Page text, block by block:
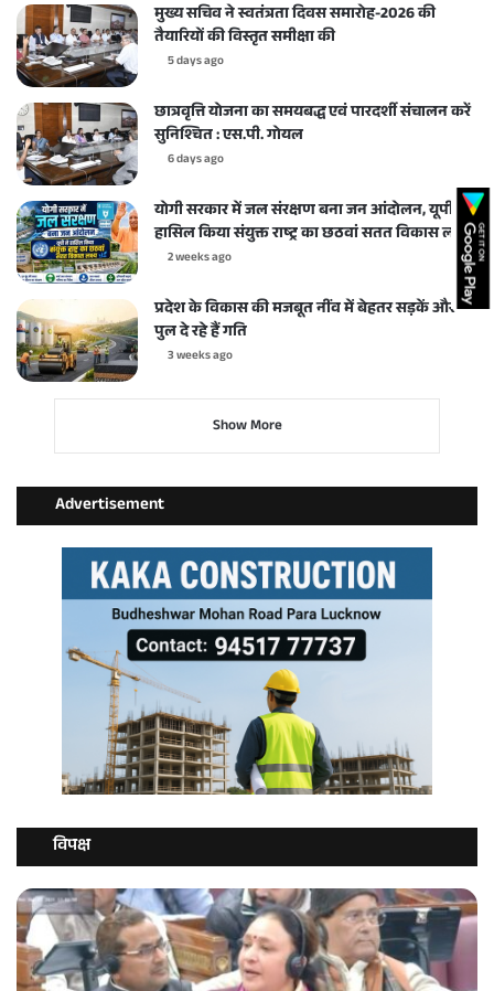
मुख्य सचिव ने स्वतंत्रता दिवस समारोह-2026 की
तैयारियों की विस्तृत समीक्षा की
5 days ago
छात्रवृत्ति योजना का समयबद्ध एवं पारदर्शी संचालन करें
सुनिश्चित : एस.पी. गोयल
6 days ago
योगी सरकार में जल संरक्षण बना जन आंदोलन, यूपी ने
हासिल किया संयुक्त राष्ट्र का छठवां सतत विकास लक्ष्य
2 weeks ago
प्रदेश के विकास की मजबूत नींव में बेहतर सड़कें और
पुल दे रहे हैं गति
3 weeks ago
Show More
Advertisement
विपक्ष